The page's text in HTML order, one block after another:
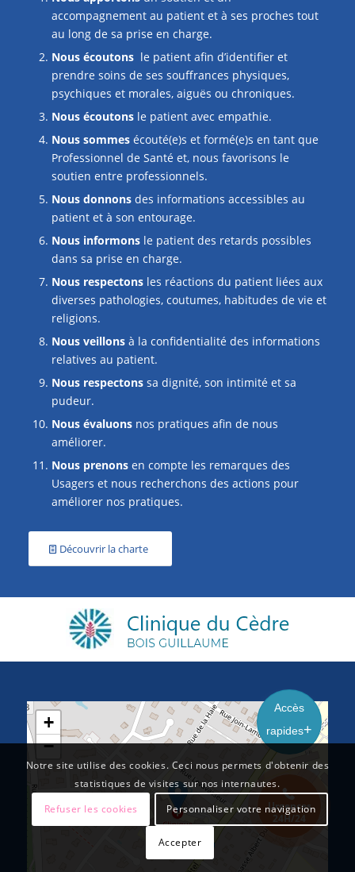
Accès
rapides
Urgences
24H/24
accompagnement au patient et à ses proches tout
au long de sa prise en charge.
Nous écoutonsle patient afin d’identifier et
prendre soins de ses souffrances physiques,
psychiques et morales, aiguës ou chroniques.
Nous écoutonsle patient avec empathie.
Nous sommes écouté(e)s et formé(e)s en tant que
Professionnel de Santé et, nous favorisons le
soutien entre professionnels.
Nous donnons des informations accessibles au
patient et à son entourage.
Nous informons le patient des retards possibles
dans sa prise en charge.
Nous respectonsles réactions du patient liées aux
diverses pathologies, coutumes, habitudes de vie et
religions.
Nous veillons à la confidentialité des informations
relatives au patient.
Nous respectonssa dignité, son intimité et sa
pudeur.
Nous évaluonsnos pratiques afin de nous
améliorer.
Nous prenonsen compte les remarques des
Usagers et nous recherchons des actions pour
améliorer nos pratiques.
Découvrir la charte
+
−
Notre site utilise des cookies. Ceci nous permets d'obtenir des
statistiques de visites sur nos internautes.
Refuser les cookies
Personnaliser votre navigation
Accepter